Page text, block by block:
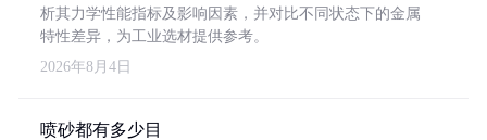
析其力学性能指标及影响因素，并对比不同状态下的金属
特性差异，为工业选材提供参考。
2026年8月4日
喷砂都有多少目